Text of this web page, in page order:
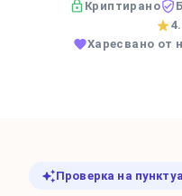
Криптирано
Харесвано от
Проверка на